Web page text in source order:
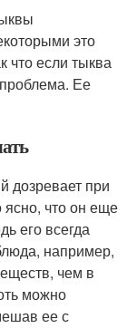
это
что если тыква
Ее
дозревает при
ясно, что он еще
его всегда
например,
чем в
можно
ее с